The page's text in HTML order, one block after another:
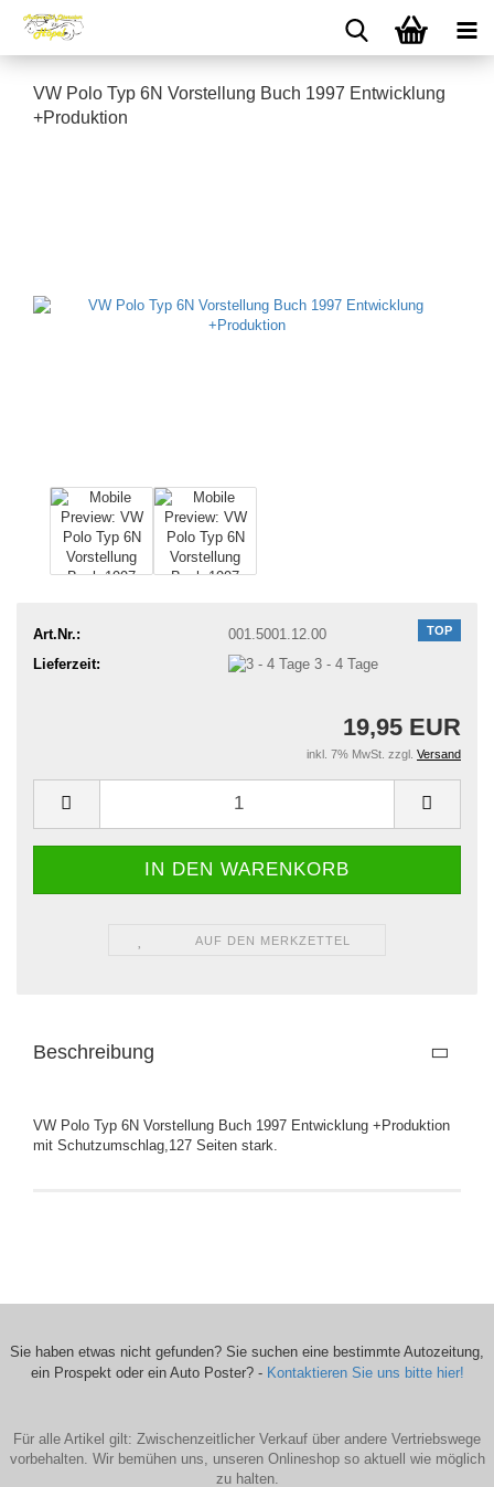
VW Polo Typ 6N Vorstellung Buch 1997 Entwicklung
+Produktion
TOP
Art.Nr.:
001.5001.12.00
Lieferzeit:
3 - 4 Tage
19,95 EUR
inkl. 7% MwSt. zzgl. Versand
AUF DEN MERKZETTEL
Beschreibung
VW Polo Typ 6N Vorstellung Buch 1997 Entwicklung +Produktion
mit Schutzumschlag,127 Seiten stark.
Sie haben etwas nicht gefunden? Sie suchen eine bestimmte Autozeitung,
ein Prospekt oder ein Auto Poster? - Kontaktieren Sie uns bitte hier!
Für alle Artikel gilt: Zwischenzeitlicher Verkauf über andere Vertriebswege
vorbehalten. Wir bemühen uns, unseren Onlineshop so aktuell wie möglich
zu halten.